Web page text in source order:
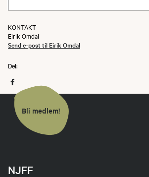
KONTAKT
Eirik Omdal
Send e-post til Eirik Omdal
Del:
Bli medlem!
NJFF